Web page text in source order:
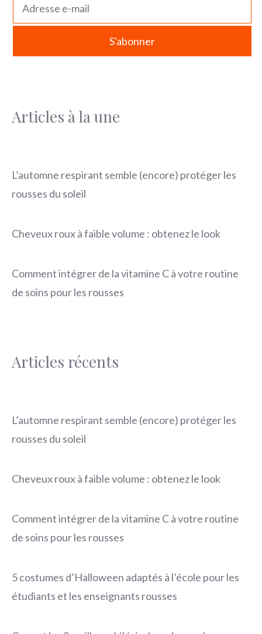
Articles à la une
L’automne respirant semble (encore) protéger les
rousses du soleil
Cheveux roux à faible volume : obtenez le look
Comment intégrer de la vitamine C à votre routine
de soins pour les rousses
Articles récents
L’automne respirant semble (encore) protéger les
rousses du soleil
Cheveux roux à faible volume : obtenez le look
Comment intégrer de la vitamine C à votre routine
de soins pour les rousses
5 costumes d’Halloween adaptés à l’école pour les
étudiants et les enseignants rousses